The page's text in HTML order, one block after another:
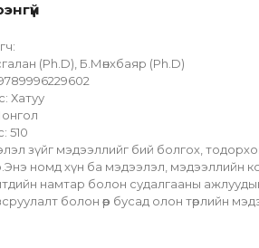
(Ph.D), Б.Мөнхбаяр (Ph.D)
Хатуу
510
зүйг мэдээллийг бий болгох,
номд хүн ба мэдээлэл, мэдээллийн
намтар болон судалгааны
болон өөр бусад олон төрлийн